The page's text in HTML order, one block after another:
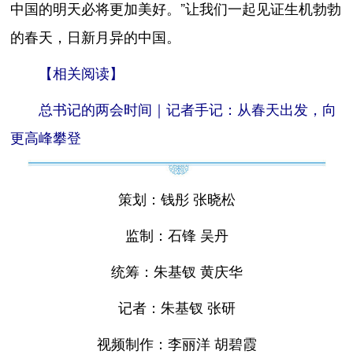
中国的明天必将更加美好。”让我们一起见证生机勃勃
的春天，日新月异的中国。
【相关阅读】
总书记的两会时间｜记者手记：从春天出发，向
更高峰攀登
策划：钱彤 张晓松
监制：石锋 吴丹
统筹：朱基钗 黄庆华
记者：朱基钗 张研
视频制作：李丽洋 胡碧霞